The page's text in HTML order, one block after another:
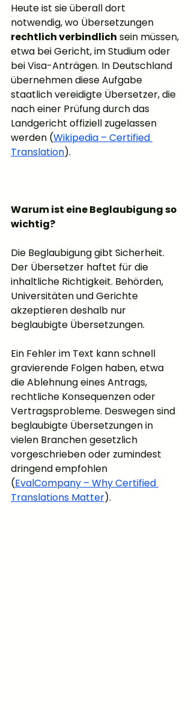
Heute ist sie überall dort
notwendig, wo Übersetzungen
rechtlich verbindlich sein müssen,
etwa bei Gericht, im Studium oder
bei Visa-Anträgen. In Deutschland
übernehmen diese Aufgabe
staatlich vereidigte Übersetzer, die
nach einer Prüfung durch das
Landgericht offiziell zugelassen
werden (Wikipedia – Certified
Translation).
Warum ist eine Beglaubigung so
wichtig?
Die Beglaubigung gibt Sicherheit.
Der Übersetzer haftet für die
inhaltliche Richtigkeit. Behörden,
Universitäten und Gerichte
akzeptieren deshalb nur
beglaubigte Übersetzungen.
Ein Fehler im Text kann schnell
gravierende Folgen haben, etwa
die Ablehnung eines Antrags,
rechtliche Konsequenzen oder
Vertragsprobleme. Deswegen sind
beglaubigte Übersetzungen in
vielen Branchen gesetzlich
vorgeschrieben oder zumindest
dringend empfohlen
(EvalCompany – Why Certified
Translations Matter).